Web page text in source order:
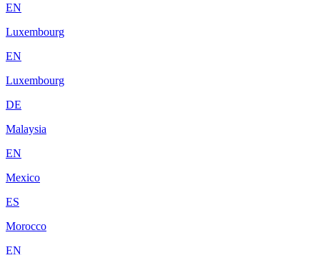
EN
Luxembourg
EN
Luxembourg
DE
Malaysia
EN
Mexico
ES
Morocco
EN